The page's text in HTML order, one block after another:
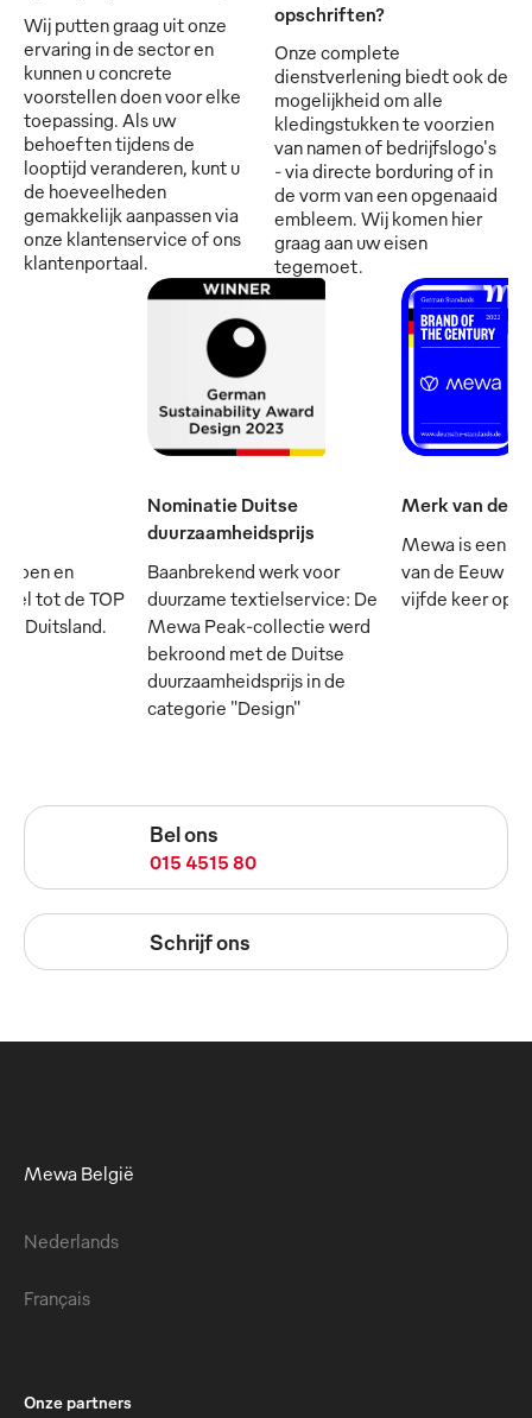
Wij putten graag uit onze
ervaring in de sector en
kunnen u concrete
voorstellen doen voor elke
toepassing. Als uw
behoeften tijdens de
looptijd veranderen, kunt u
de hoeveelheden
gemakkelijk aanpassen via
onze klantenservice of ons
klantenportaal.
opschriften?
Onze complete
dienstverlening biedt ook de
mogelijkheid om alle
kledingstukken te voorzien
van namen of bedrijfslogo's
- via directe borduring of in
de vorm van een opgenaaid
embleem. Wij komen hier
graag aan uw eisen
tegemoet.
en
tot de TOP
in Duitsland.
Nominatie Duitse
duurzaamheidsprijs
Baanbrekend werk voor
duurzame textielservice: De
Mewa Peak-collectie werd
bekroond met de Duitse
duurzaamheidsprijs in de
categorie "Design"
Merk van de
Mewa is een
van de Eeuw -
vijfde keer op
Bel ons
015 4515 80
Schrijf ons
Mewa België
Nederlands
Français
Onze partners